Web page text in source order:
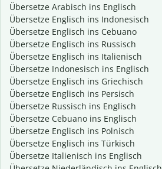
Übersetze Arabisch ins Englisch
Übersetze Englisch ins Indonesisch
Übersetze Englisch ins Cebuano
Übersetze Englisch ins Russisch
Übersetze Englisch ins Italienisch
Übersetze Indonesisch ins Englisch
Übersetze Englisch ins Griechisch
Übersetze Englisch ins Persisch
Übersetze Russisch ins Englisch
Übersetze Cebuano ins Englisch
Übersetze Englisch ins Polnisch
Übersetze Englisch ins Türkisch
Übersetze Italienisch ins Englisch